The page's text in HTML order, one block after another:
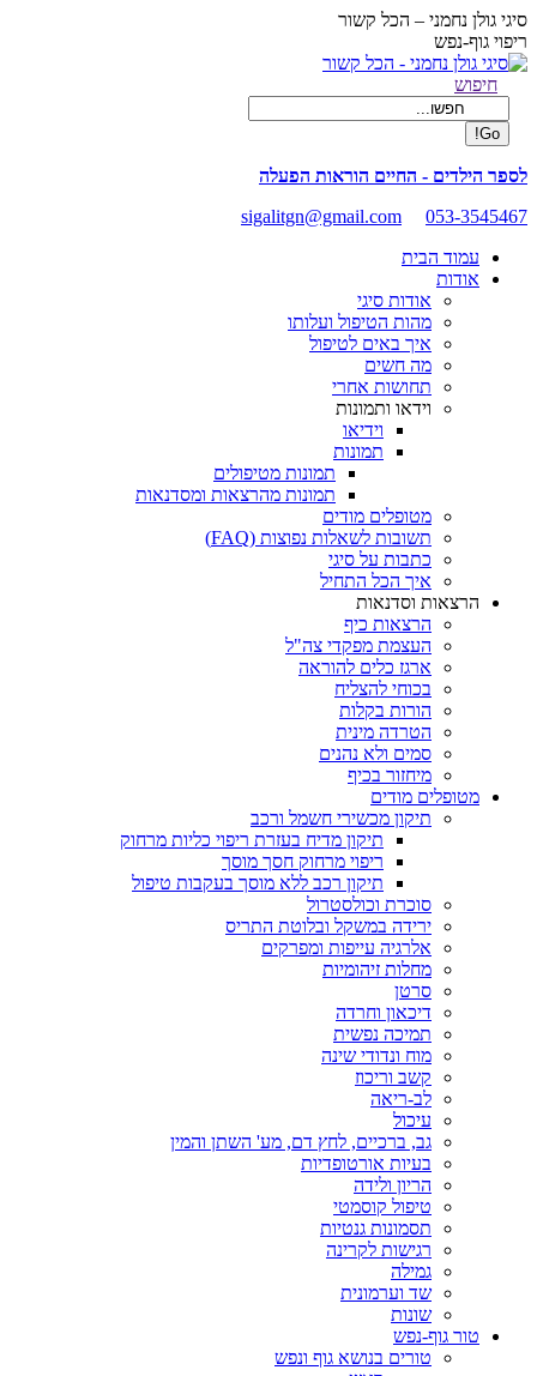
Skip
to
content
סיגי גולן נחמני – הכל קשור
ריפוי גוף-נפש
Facebook
opens
new
window
Search:
חיפוש
לספר הילדים - החיים הוראות הפעלה
sigalitgn@gmail.com
053-3545467
עמוד הבית
אודות
אודות סיגי
מהות הטיפול ועלותו
איך באים לטיפול
מה חשים
תחושות אחרי
וידאו ותמונות
וידיאו
תמונות
תמונות מטיפולים
תמונות מהרצאות ומסדנאות
מטופלים מודים
תשובות לשאלות נפוצות (FAQ)
כתבות על סיגי
איך הכל התחיל
הרצאות וסדנאות
הרצאות כיף
העצמת מפקדי צה"ל
ארגז כלים להוראה
בכוחי להצליח
הורות בקלות
הטרדה מינית
סמים ולא נהנים
מיחזור בכיף
מטופלים מודים
תיקון מכשירי חשמל ורכב
תיקון מדיח בעזרת ריפוי כליות מרחוק
ריפוי מרחוק חסך מוסך
תיקון רכב ללא מוסך בעקבות טיפול
סוכרת וכולסטרול
ירידה במשקל ובלוטת התריס
אלרגיה עייפות ומפרקים
מחלות זיהומיות
סרטן
דיכאון וחרדה
תמיכה נפשית
מוח ונדודי שינה
קשב וריכוז
לב-ריאה
עיכול
גב, ברכיים, לחץ דם, מע' השתן והמין
בעיות אורטופדיות
הריון ולידה
טיפול קוסמטי
תסמונות גנטיות
רגישות לקרינה
גמילה
שד וערמונית
שונות
טור גוף-נפש
טורים בנושא גוף ונפש